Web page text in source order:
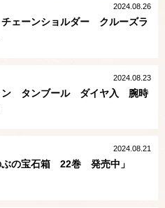
2024.08.26
ェーンショルダー クルーズラ
2024.08.23
ン タンブール ダイヤ入 腕時
2024.08.21
ぶの宝石箱 22巻 発売中」